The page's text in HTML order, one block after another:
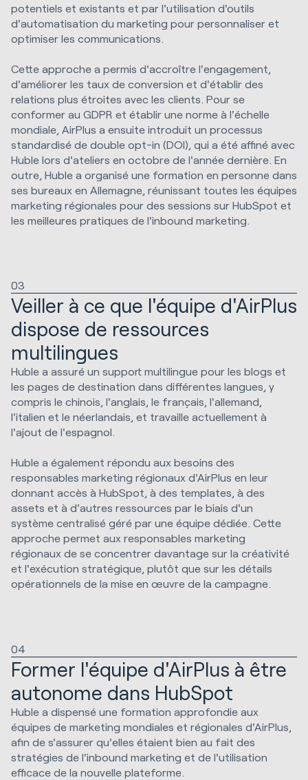
potentiels et existants et par l'utilisation d'outils
d'automatisation du marketing pour personnaliser et
optimiser les communications.
Cette approche a permis d'accroître l'engagement,
d'améliorer les taux de conversion et d'établir des
relations plus étroites avec les clients. Pour se
conformer au GDPR et établir une norme à l'échelle
mondiale, AirPlus a ensuite introduit un processus
standardisé de double opt-in (DOI), qui a été affiné avec
Huble lors d'ateliers en octobre de l'année dernière. En
outre, Huble a organisé une formation en personne dans
ses bureaux en Allemagne, réunissant toutes les équipes
marketing régionales pour des sessions sur HubSpot et
les meilleures pratiques de l'inbound marketing.
03
Veiller à ce que l'équipe d'AirPlus
dispose de ressources
multilingues
Huble a assuré un support multilingue pour les blogs et
les pages de destination dans différentes langues, y
compris le chinois, l'anglais, le français, l'allemand,
l'italien et le néerlandais, et travaille actuellement à
l'ajout de l'espagnol.
Huble a également répondu aux besoins des
responsables marketing régionaux d'AirPlus en leur
donnant accès à HubSpot, à des templates, à des
assets et à d'autres ressources par le biais d'un
système centralisé géré par une équipe dédiée. Cette
approche permet aux responsables marketing
régionaux de se concentrer davantage sur la créativité
et l'exécution stratégique, plutôt que sur les détails
opérationnels de la mise en œuvre de la campagne.
04
Former l'équipe d'AirPlus à être
autonome dans HubSpot
Huble a dispensé une formation approfondie aux
équipes de marketing mondiales et régionales d'AirPlus,
afin de s'assurer qu'elles étaient bien au fait des
stratégies de l'inbound marketing et de l'utilisation
efficace de la nouvelle plateforme.